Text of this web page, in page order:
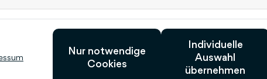
meiner Lizenz?
17. April 2025Nur notwendige
Cookies
Individuelle
Auswahl
übernehmen